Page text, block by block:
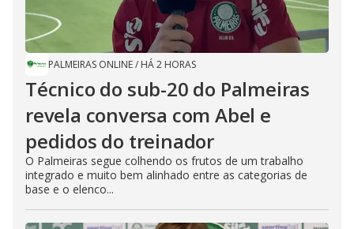
PALMEIRAS ONLINE/ HÁ 2 HORAS
Técnico do sub-20 do Palmeiras
revela conversa com Abel e
pedidos do treinador
O Palmeiras segue colhendo os frutos de um trabalho
integrado e muito bem alinhado entre as categorias de
base e o elenco...